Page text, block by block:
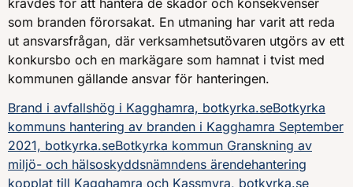
som branden förorsakat. En utmaning har varit att reda
ut ansvarsfrågan, där verksamhetsutövaren utgörs av ett
konkursbo och en markägare som hamnat i tvist med
kommunen gällande ansvar för hanteringen.
Brand i avfallshög i Kagghamra, botkyrka.seBotkyrka
kommuns hantering av branden i Kagghamra September
2021, botkyrka.seBotkyrka kommun Granskning av
miljö- och hälsoskyddsnämndens ärendehantering
kopplat till Kagghamra och Kassmyra, botkyrka.se